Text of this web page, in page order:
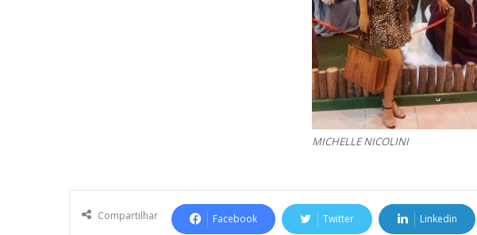
MICHELLE NICOLINI
Compartilhar Facebook Twitter Linkedin